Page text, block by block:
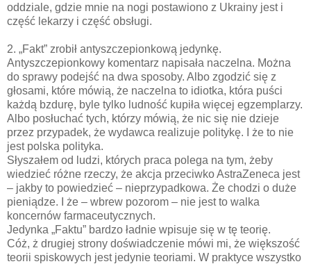
oddziale, gdzie mnie na nogi postawiono z Ukrainy jest i
część lekarzy i część obsługi.
2. „Fakt” zrobił antyszczepionkową jedynkę.
Antyszczepionkowy komentarz napisała naczelna. Można
do sprawy podejść na dwa sposoby. Albo zgodzić się z
głosami, które mówią, że naczelna to idiotka, która puści
każdą bzdurę, byle tylko ludność kupiła więcej egzemplarzy.
Albo posłuchać tych, którzy mówią, że nic się nie dzieje
przez przypadek, że wydawca realizuje politykę. I że to nie
jest polska polityka.
Słyszałem od ludzi, których praca polega na tym, żeby
wiedzieć różne rzeczy, że akcja przeciwko AstraZeneca jest
– jakby to powiedzieć – nieprzypadkowa. Że chodzi o duże
pieniądze. I że – wbrew pozorom – nie jest to walka
koncernów farmaceutycznych.
Jedynka „Faktu” bardzo ładnie wpisuje się w tę teorię.
Cóż, ż drugiej strony doświadczenie mówi mi, że większość
teorii spiskowych jest jedynie teoriami. W praktyce wszystko